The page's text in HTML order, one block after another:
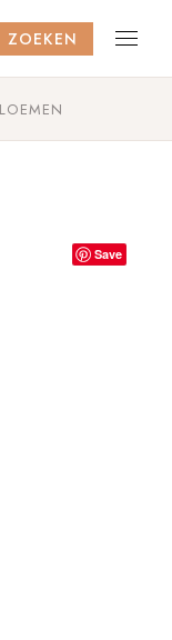
ZOEKEN
Save